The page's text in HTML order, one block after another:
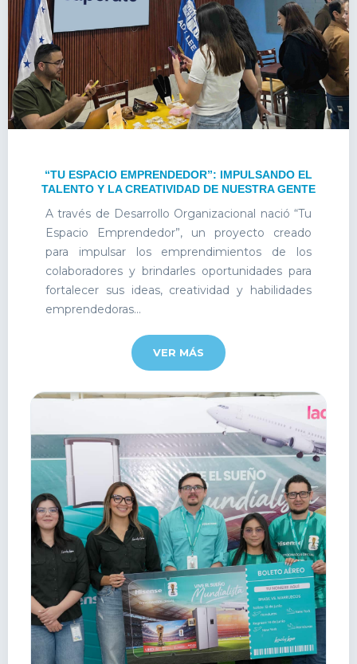
“TU ESPACIO EMPRENDEDOR”: IMPULSANDO EL
TALENTO Y LA CREATIVIDAD DE NUESTRA GENTE
A través de Desarrollo Organizacional nació “Tu
Espacio Emprendedor”, un proyecto creado
para impulsar los emprendimientos de los
colaboradores y brindarles oportunidades para
fortalecer sus ideas, creatividad y habilidades
emprendedoras...
VER MÁS